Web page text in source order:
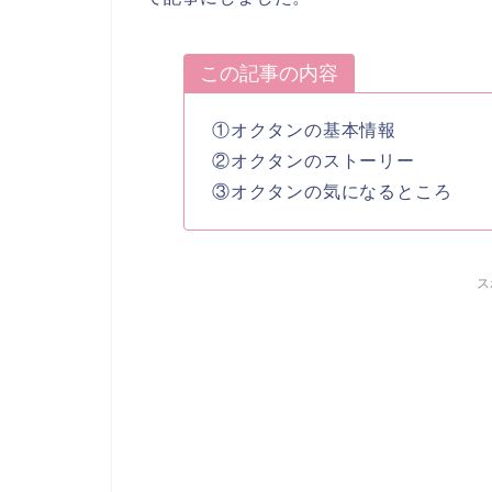
この記事の内容
①オクタンの基本情報
②オクタンのストーリー
③オクタンの気になるところ